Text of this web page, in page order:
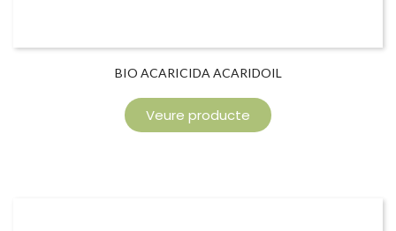
BIO ACARICIDA ACARIDOIL
Veure producte